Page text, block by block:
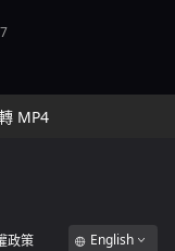
MP4
政策 English